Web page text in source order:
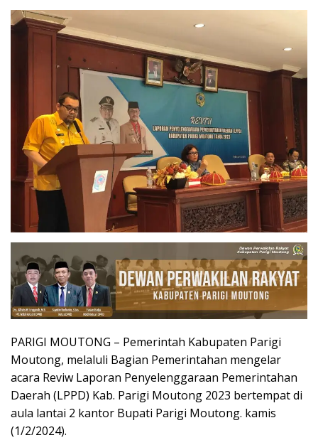
PARIGI MOUTONG – Pemerintah Kabupaten Parigi
Moutong, melaluli Bagian Pemerintahan mengelar
acara Reviw Laporan Penyelenggaraan Pemerintahan
Daerah (LPPD) Kab. Parigi Moutong 2023 bertempat di
aula lantai 2 kantor Bupati Parigi Moutong. kamis
(1/2/2024).